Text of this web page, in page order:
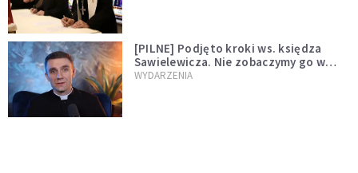
[PILNE] Podjęto kroki ws. księdza
Sawielewicza. Nie zobaczymy go w
mediach
WYDARZENIA